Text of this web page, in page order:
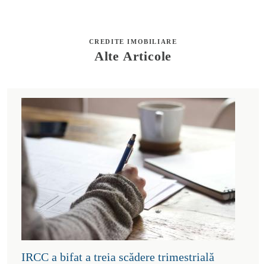
CREDITE IMOBILIARE
Alte Articole
IRCC a bifat a treia scădere trimestrială